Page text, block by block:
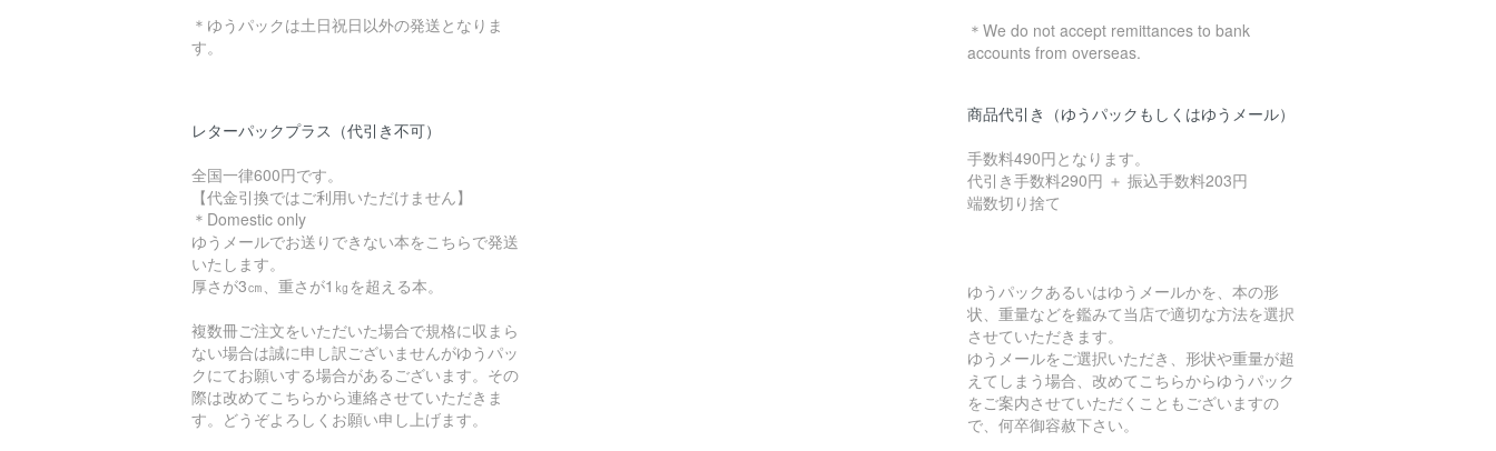
＊ゆうパックは土日祝日以外の発送となりま
す。
レターパックプラス（代引き不可）
全国一律600円です。
【代金引換ではご利用いただけません】
＊Domestic only
ゆうメールでお送りできない本をこちらで発送
いたします。
厚さが3㎝、重さが1㎏を超える本。
複数冊ご注文をいただいた場合で規格に収まら
ない場合は誠に申し訳ございませんがゆうパッ
クにてお願いする場合があるございます。その
際は改めてこちらから連絡させていただきま
す。どうぞよろしくお願い申し上げます。
＊We do not accept remittances to bank
accounts from overseas.
商品代引き（ゆうパックもしくはゆうメール）
手数料490円となります。
代引き手数料290円 ＋ 振込手数料203円
端数切り捨て
ゆうパックあるいはゆうメールかを、本の形
状、重量などを鑑みて当店で適切な方法を選択
させていただきます。
ゆうメールをご選択いただき、形状や重量が超
えてしまう場合、改めてこちらからゆうパック
をご案内させていただくこともございますの
で、何卒御容赦下さい。